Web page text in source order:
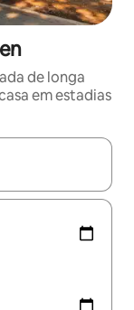
de longa
em estadias
explore-os